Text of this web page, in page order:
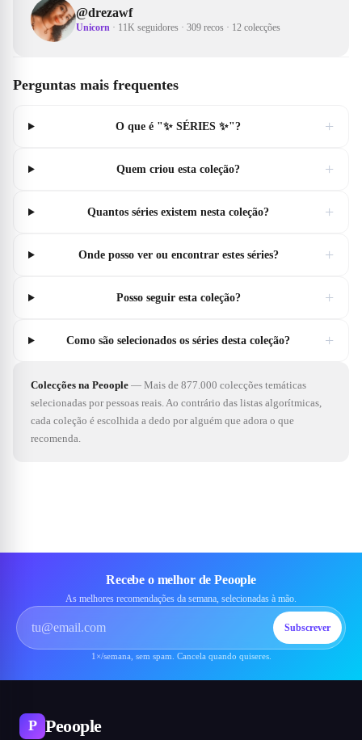
@drezawf
Unicorn · 11K seguidores · 309 recos · 12 colecções
Perguntas mais frequentes
O que é "✨ SÉRIES ✨"? +
Quem criou esta coleção? +
Quantos séries existem nesta coleção? +
Onde posso ver ou encontrar estes séries? +
Posso seguir esta coleção? +
Como são selecionados os séries desta coleção? +
Colecções na Peoople — Mais de 877.000 colecções temáticas
selecionadas por pessoas reais. Ao contrário das listas algorítmicas,
cada coleção é escolhida a dedo por alguém que adora o que
recomenda.
Recebe o melhor de Peoople
As melhores recomendações da semana, selecionadas à mão.
Subscrever
1×/semana, sem spam. Cancela quando quiseres.
P Peoople